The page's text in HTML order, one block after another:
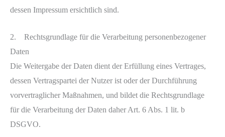
dessen Impressum ersichtlich sind.
2. Rechtsgrundlage für die Verarbeitung personenbezogener
Daten
Die Weitergabe der Daten dient der Erfüllung eines Vertrages,
dessen Vertragspartei der Nutzer ist oder der Durchführung
vorvertraglicher Maßnahmen, und bildet die Rechtsgrundlage
für die Verarbeitung der Daten daher Art. 6 Abs. 1 lit. b
DSGVO.